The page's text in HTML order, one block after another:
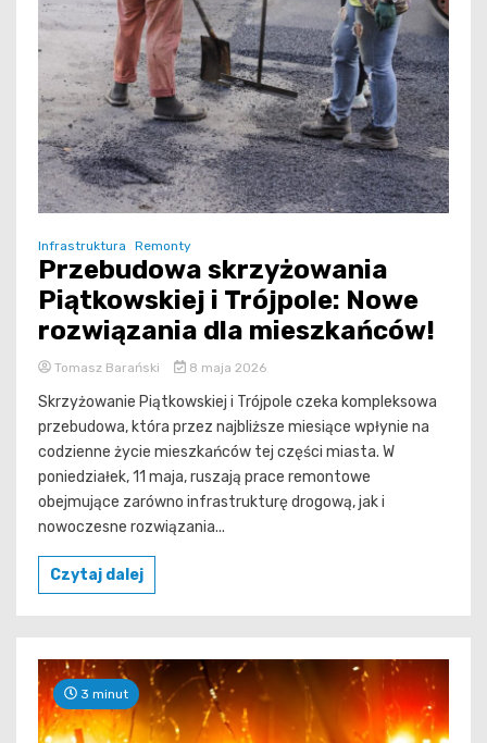
Infrastruktura Remonty
Przebudowa skrzyżowania
Piątkowskiej i Trójpole: Nowe
rozwiązania dla mieszkańców!
Tomasz Barański 8 maja 2026
Skrzyżowanie Piątkowskiej i Trójpole czeka kompleksowa
przebudowa, która przez najbliższe miesiące wpłynie na
codzienne życie mieszkańców tej części miasta. W
poniedziałek, 11 maja, ruszają prace remontowe
obejmujące zarówno infrastrukturę drogową, jak i
nowoczesne rozwiązania...
Czytaj dalej
3 minut